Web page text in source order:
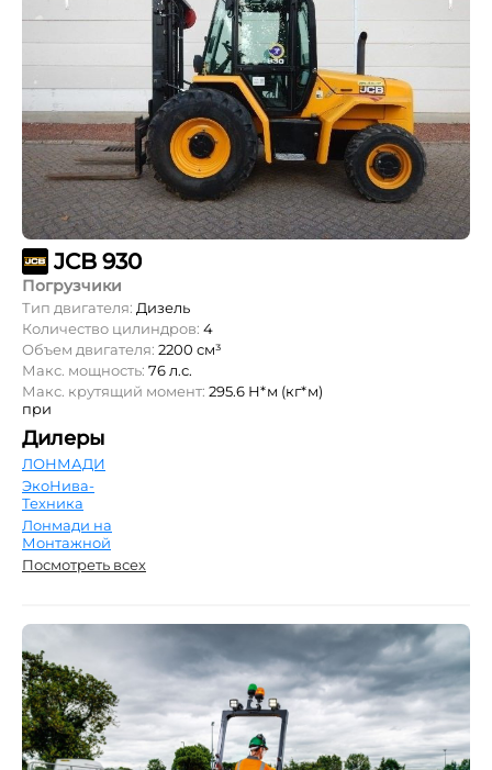
JCB 930
Погрузчики
Тип двигателя: Дизель
Количество цилиндров: 4
Объем двигателя: 2200 см³
Макс. мощность: 76 л.с.
Макс. крутящий момент: 295.6 Н*м (кг*м)
при
Дилеры
ЛОНМАДИ
ЭкоНива-
Техника
Лонмади на
Монтажной
Посмотреть всех